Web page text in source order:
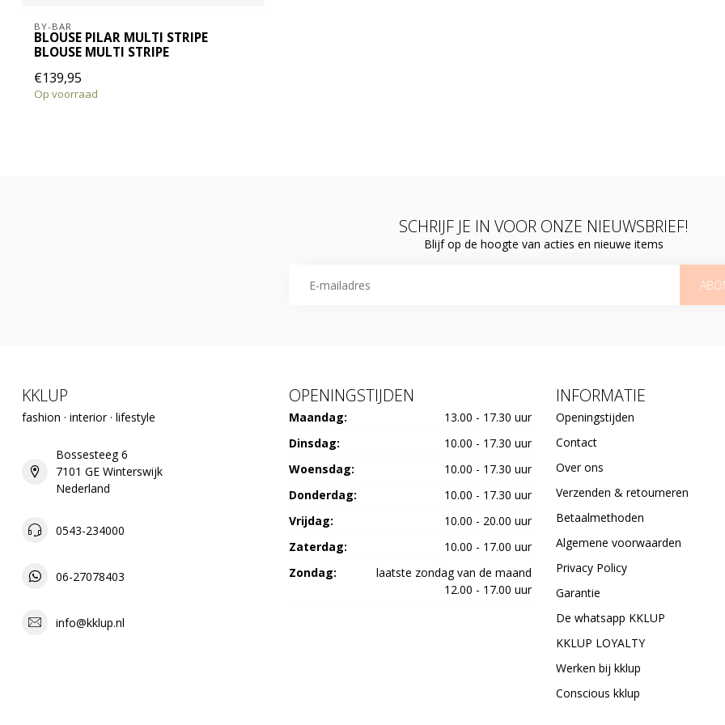
BY-BAR
BLOUSE PILAR MULTI STRIPE
BLOUSE MULTI STRIPE
€139,95
Op voorraad
SCHRIJF JE IN VOOR ONZE NIEUWSBRIEF!
Blijf op de hoogte van acties en nieuwe items
KKLUP
fashion · interior · lifestyle
Bossesteeg 6
7101 GE Winterswijk
Nederland
0543-234000
06-27078403
info@kklup.nl
OPENINGSTIJDEN
Maandag:
13.00 - 17.30 uur
Dinsdag:
10.00 - 17.30 uur
Woensdag:
10.00 - 17.30 uur
Donderdag:
10.00 - 17.30 uur
Vrijdag:
10.00 - 20.00 uur
Zaterdag:
10.00 - 17.00 uur
Zondag:
laatste zondag van de maand
12.00 - 17.00 uur
INFORMATIE
Openingstijden
Contact
Over ons
Verzenden & retourneren
Betaalmethoden
Algemene voorwaarden
Privacy Policy
Garantie
De whatsapp KKLUP
KKLUP LOYALTY
Werken bij kklup
Conscious kklup